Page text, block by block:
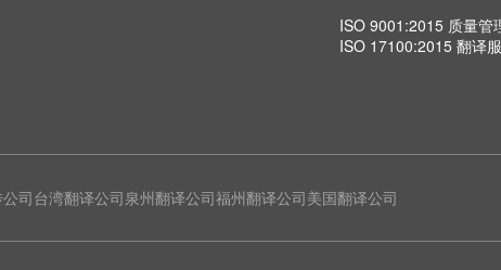
ISO 9001:2015 质量管
ISO 17100:2015 翻译
司台湾翻译公司泉州翻译公司福州翻译公司美国翻译公司